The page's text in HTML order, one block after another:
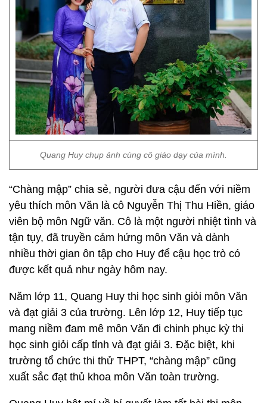
Quang Huy chụp ảnh cùng cô giáo dạy của mình.
“Chàng mập” chia sẻ, người đưa cậu đến với niềm
yêu thích môn Văn là cô Nguyễn Thị Thu Hiền, giáo
viên bộ môn Ngữ văn. Cô là một người nhiệt tình và
tận tụy, đã truyền cảm hứng môn Văn và dành
nhiều thời gian ôn tập cho Huy để cậu học trò có
được kết quả như ngày hôm nay.
Năm lớp 11, Quang Huy thi học sinh giỏi môn Văn
và đạt giải 3 của trường. Lên lớp 12, Huy tiếp tục
mang niềm đam mê môn Văn đi chinh phục kỳ thi
học sinh giỏi cấp tỉnh và đạt giải 3. Đặc biệt, khi
trường tổ chức thi thử THPT, “chàng mập” cũng
xuất sắc đạt thủ khoa môn Văn toàn trường.